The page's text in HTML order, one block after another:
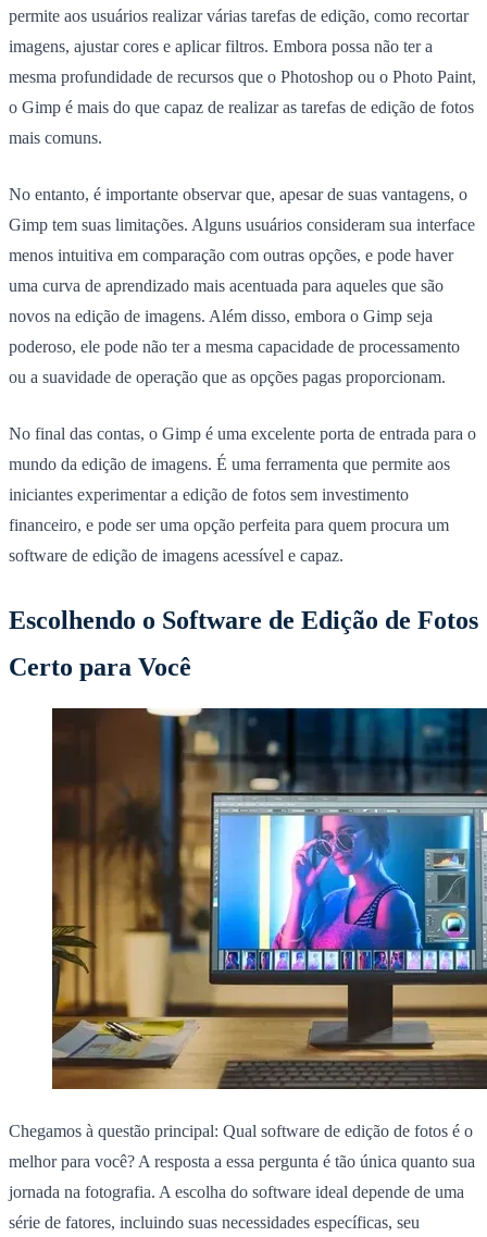
permite aos usuários realizar várias tarefas de edição, como recortar
imagens, ajustar cores e aplicar filtros. Embora possa não ter a
mesma profundidade de recursos que o Photoshop ou o Photo Paint,
o Gimp é mais do que capaz de realizar as tarefas de edição de fotos
mais comuns.
No entanto, é importante observar que, apesar de suas vantagens, o
Gimp tem suas limitações. Alguns usuários consideram sua interface
menos intuitiva em comparação com outras opções, e pode haver
uma curva de aprendizado mais acentuada para aqueles que são
novos na edição de imagens. Além disso, embora o Gimp seja
poderoso, ele pode não ter a mesma capacidade de processamento
ou a suavidade de operação que as opções pagas proporcionam.
No final das contas, o Gimp é uma excelente porta de entrada para o
mundo da edição de imagens. É uma ferramenta que permite aos
iniciantes experimentar a edição de fotos sem investimento
financeiro, e pode ser uma opção perfeita para quem procura um
software de edição de imagens acessível e capaz.
Escolhendo o Software de Edição de Fotos
Certo para Você
Chegamos à questão principal: Qual software de edição de fotos é o
melhor para você? A resposta a essa pergunta é tão única quanto sua
jornada na fotografia. A escolha do software ideal depende de uma
série de fatores, incluindo suas necessidades específicas, seu